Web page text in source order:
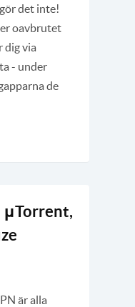
det inte!
oavbrutet
dig via
- under
de
μTorrent,
är alla